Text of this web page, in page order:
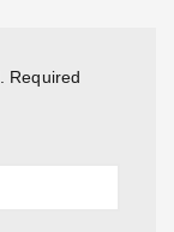
Required